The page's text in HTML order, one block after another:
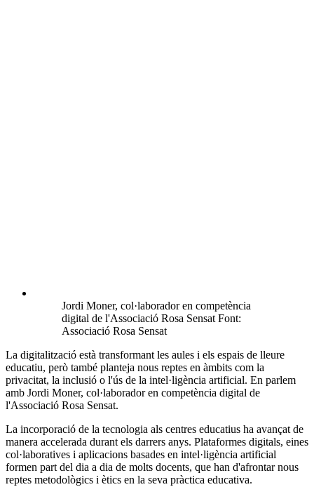
Jordi Moner, col·laborador en competència
digital de l'Associació Rosa Sensat Font:
Associació Rosa Sensat
La digitalització està transformant les aules i els espais de lleure
educatiu, però també planteja nous reptes en àmbits com la
privacitat, la inclusió o l'ús de la intel·ligència artificial. En parlem
amb Jordi Moner, col·laborador en competència digital de
l'Associació Rosa Sensat.
La incorporació de la tecnologia als centres educatius ha avançat de
manera accelerada durant els darrers anys. Plataformes digitals, eines
col·laboratives i aplicacions basades en intel·ligència artificial
formen part del dia a dia de molts docents, que han d'afrontar nous
reptes metodològics i ètics en la seva pràctica educativa.